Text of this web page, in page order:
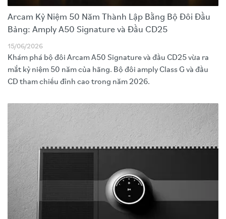
Arcam Kỷ Niệm 50 Năm Thành Lập Bằng Bộ Đôi Đầu
Bảng: Amply A50 Signature và Đầu CD25
15/06/2026
Khám phá bộ đôi Arcam A50 Signature và đầu CD25 vừa ra
mắt kỷ niệm 50 năm của hãng. Bộ đôi amply Class G và đầu
CD tham chiếu đỉnh cao trong năm 2026.